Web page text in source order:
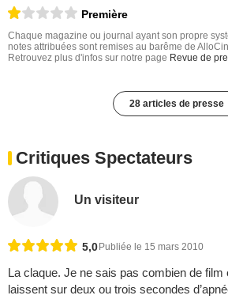
Première
Chaque magazine ou journal ayant son propre
notes attribuées sont remises au barême de
Retrouvez plus d'infos sur notre page Revue de
28 articles de presse
Critiques Spectateurs
Un visiteur
5,0 Publiée le 15 mars 2010
La claque. Je ne sais pas combien de
laissent sur deux ou trois secondes